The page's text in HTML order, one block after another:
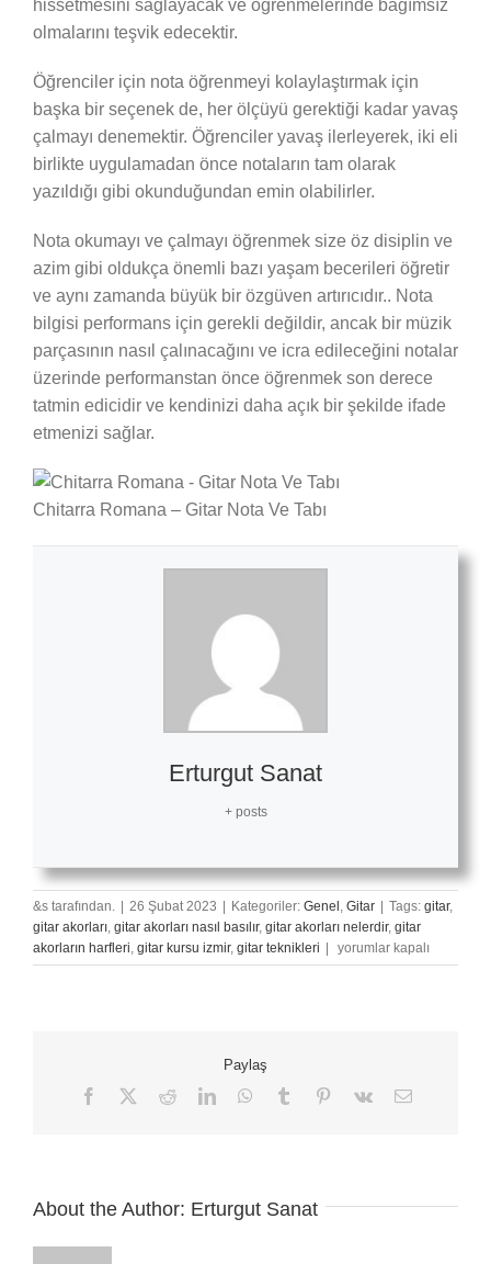
hissetmesini sağlayacak ve öğrenmelerinde bağımsız
olmalarını teşvik edecektir.
Öğrenciler için nota öğrenmeyi kolaylaştırmak için
başka bir seçenek de, her ölçüyü gerektiği kadar yavaş
çalmayı denemektir. Öğrenciler yavaş ilerleyerek, iki eli
birlikte uygulamadan önce notaların tam olarak
yazıldığı gibi okunduğundan emin olabilirler.
Nota okumayı ve çalmayı öğrenmek size öz disiplin ve
azim gibi oldukça önemli bazı yaşam becerileri öğretir
ve aynı zamanda büyük bir özgüven artırıcıdır.. Nota
bilgisi performans için gerekli değildir, ancak bir müzik
parçasının nasıl çalınacağını ve icra edileceğini notalar
üzerinde performanstan önce öğrenmek son derece
tatmin edicidir ve kendinizi daha açık bir şekilde ifade
etmenizi sağlar.
Chitarra Romana – Gitar Nota Ve Tabı
Erturgut Sanat
+ posts
&s tarafından. | 26 Şubat 2023 | Kategoriler: Genel Gitar | Tags: gitar,
gitar akorları gitar akorları nasıl basılır, gitar akorları nelerdir, gitar
akorların harfleri gitar kursu izmir, gitar teknikleri |
Chitarra
Romana
yorumlar kapalı
Paylaş
Facebook RedditLinkedInWhatsApp
Tumblr Pinterest
Vk
E-
About the Author: Erturgut Sanat